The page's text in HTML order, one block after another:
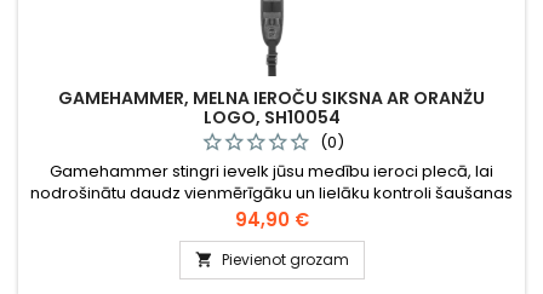
GAMEHAMMER, MELNA IEROČU SIKSNA AR ORANŽU
LOGO, SH10054
(0)
Gamehammer stingri ievelk jūsu medību ieroci plecā, lai
nodrošinātu daudz vienmērīgāku un lielāku kontroli šaušanas
laikā. Lieliski piemērots individuālām medībām ar pieiešanu
un dzinējmedībām. Ievietojiet vadošo roku ieroča siksnas
atverē un izmantojiet augšdelma muskuļus, lai stingri ievilktu
ieroci savā plecā.
Cena
94,90 €
 Pievienot grozam